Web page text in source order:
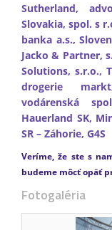
Sutherland,
Slovakia, spol. s
banka a.s.,
Jacko & Partner,
Solutions, s.r.o.,
drogerie
vodárenská
Hauerland SK,
SR – Záhorie, G4S
Veríme, že ste s
budeme môcť opäť
Fotogaléria